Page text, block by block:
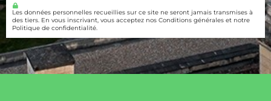
Les données personnelles recueillies sur ce site ne seront jamais transmises à
des tiers. En vous inscrivant, vous acceptez nos Conditions générales et notre
Politique de confidentialité.